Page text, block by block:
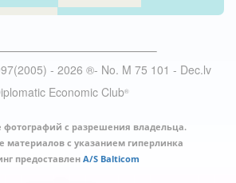
- 2026 ®- No. M 75 101 - Dec.lv
Economic Club®
фотографий с разрешения владельца.
материалов с указанием гиперлинка
предоставлен A/S Balticom